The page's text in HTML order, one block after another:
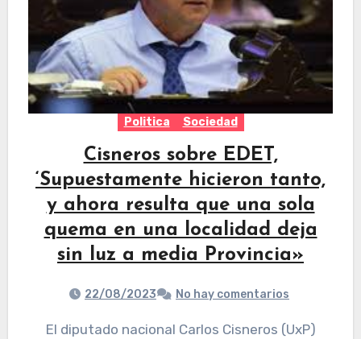
Politica Sociedad
Cisneros sobre EDET,
‘Supuestamente hicieron tanto,
y ahora resulta que una sola
quema en una localidad deja
sin luz a media Provincia»
22/08/2023 No hay comentarios
El diputado nacional Carlos Cisneros (UxP)